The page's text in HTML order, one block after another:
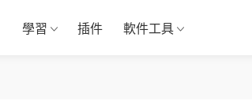
學習 插件 軟件工具